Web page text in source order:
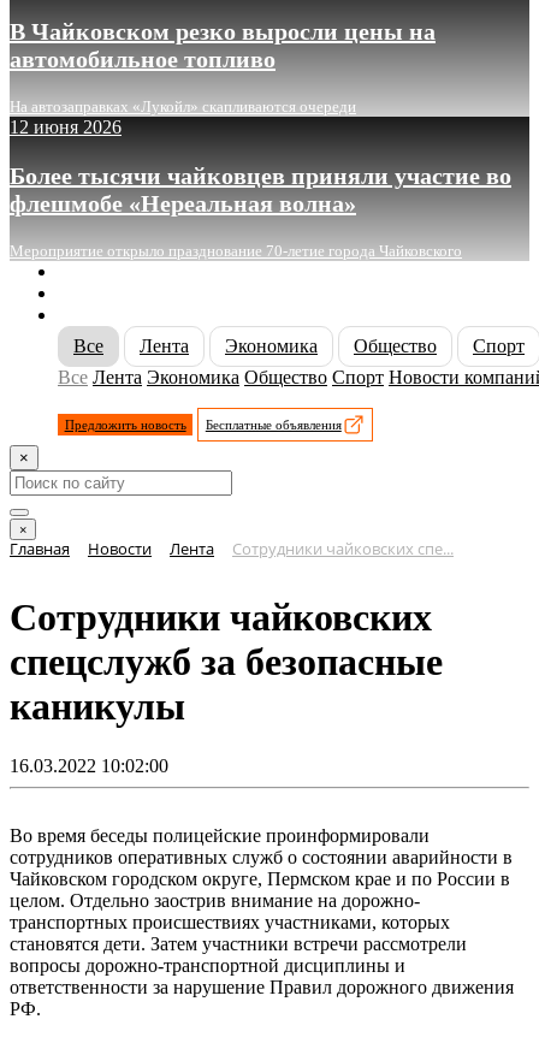
В Чайковском резко выросли цены на
автомобильное топливо
На автозаправках «Лукойл» скапливаются очереди
12 июня 2026
Более тысячи чайковцев приняли участие во
флешмобе «Нереальная волна»
Мероприятие открыло празднование 70-летие города Чайковского
Все
Лента Экономика Общество
Спорт
Все Лента Экономика Общество Спорт Новости
Предложить новость Бесплатные объявления
×
×
Главная Новости Лента Сотрудники чайковских спе...
Сотрудники чайковских
спецслужб за безопасные
каникулы
16.03.2022 10:02:00
Во время беседы полицейские проинформировали
сотрудников оперативных служб о состоянии аварийности в
Чайковском городском округе, Пермском крае и по России в
целом. Отдельно заострив внимание на дорожно-
транспортных происшествиях участниками, которых
становятся дети. Затем участники встречи рассмотрели
вопросы дорожно-транспортной дисциплины и
ответственности за нарушение Правил дорожного движения
РФ.